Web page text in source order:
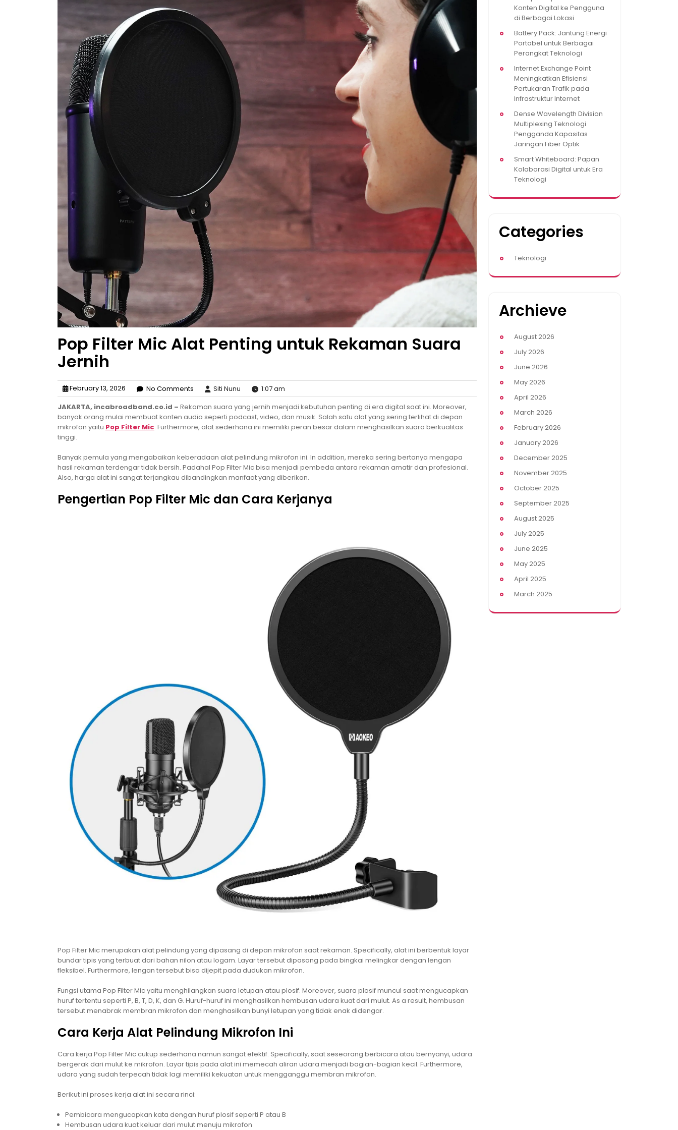
Pop Filter Mic Alat Penting untuk Rekaman Suara
Jernih
February 13, 2026 No Comments Siti Nunu
1:07 am
JAKARTA, incabroadband.co.id – Rekaman suara yang jernih menjadi kebutuhan penting di era digital saat ini. Moreover,
banyak orang mulai membuat konten audio seperti podcast, video, dan musik. Salah satu alat yang sering terlihat di depan
mikrofon yaitu Pop Filter Mic. Furthermore, alat sederhana ini memiliki peran besar dalam menghasilkan suara berkualitas
tinggi.
Banyak pemula yang mengabaikan keberadaan alat pelindung mikrofon ini. In addition, mereka sering bertanya mengapa
hasil rekaman terdengar tidak bersih. Padahal Pop Filter Mic bisa menjadi pembeda antara rekaman amatir dan profesional.
Also, harga alat ini sangat terjangkau dibandingkan manfaat yang diberikan.
Pengertian Pop Filter Mic dan Cara Kerjanya
Pop Filter Mic merupakan alat pelindung yang dipasang di depan mikrofon saat rekaman. Specifically, alat ini berbentuk layar
bundar tipis yang terbuat dari bahan nilon atau logam. Layar tersebut dipasang pada bingkai melingkar dengan lengan
fleksibel. Furthermore, lengan tersebut bisa dijepit pada dudukan mikrofon.
Fungsi utama Pop Filter Mic yaitu menghilangkan suara letupan atau plosif. Moreover, suara plosif muncul saat mengucapkan
huruf tertentu seperti P, B, T, D, K, dan G. Huruf-huruf ini menghasilkan hembusan udara kuat dari mulut. As a result, hembusan
tersebut menabrak membran mikrofon dan menghasilkan bunyi letupan yang tidak enak didengar.
Cara Kerja Alat Pelindung Mikrofon Ini
Cara kerja Pop Filter Mic cukup sederhana namun sangat efektif. Specifically, saat seseorang berbicara atau bernyanyi, udara
bergerak dari mulut ke mikrofon. Layar tipis pada alat ini memecah aliran udara menjadi bagian-bagian kecil. Furthermore,
udara yang sudah terpecah tidak lagi memiliki kekuatan untuk mengganggu membran mikrofon.
Berikut ini proses kerja alat ini secara rinci:
Pembicara mengucapkan kata dengan huruf plosif seperti P atau B
Hembusan udara kuat keluar dari mulut menuju mikrofon
Konten Digital ke Pengguna
di Berbagai Lokasi
Battery Pack: Jantung Energi
Portabel untuk Berbagai
Perangkat Teknologi
Internet Exchange Point
Meningkatkan Efisiensi
Pertukaran Trafik pada
Infrastruktur Internet
Dense Wavelength Division
Multiplexing Teknologi
Pengganda Kapasitas
Jaringan Fiber Optik
Smart Whiteboard: Papan
Kolaborasi Digital untuk Era
Teknologi
Categories
Teknologi
Archieve
August 2026
July 2026
June 2026
May 2026
April 2026
March 2026
February 2026
January 2026
December 2025
November 2025
October 2025
September 2025
August 2025
July 2025
June 2025
May 2025
April 2025
March 2025